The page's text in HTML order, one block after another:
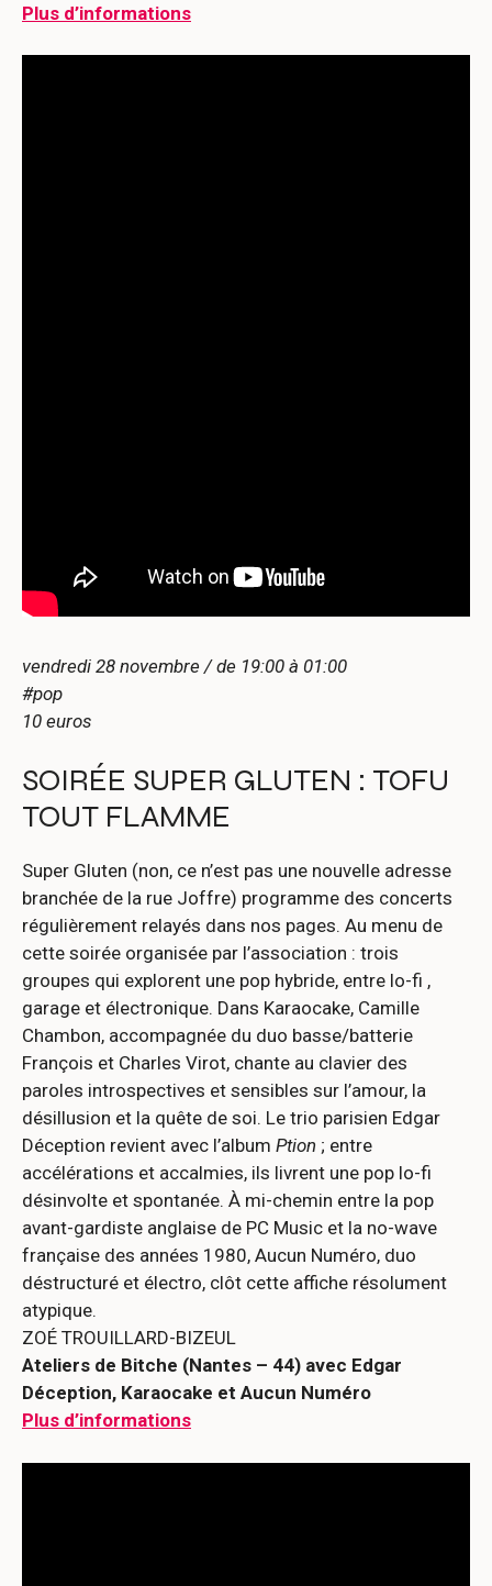
Plus d’informations
vendredi 28 novembre / de 19:00 à 01:00
#pop
10 euros
SOIRÉE SUPER GLUTEN : TOFU
TOUT FLAMME
Super Gluten (non, ce n’est pas une nouvelle adresse
branchée de la rue Joffre) programme des concerts
régulièrement relayés dans nos pages. Au menu de
cette soirée organisée par l’association : trois
groupes qui explorent une pop hybride, entre lo-fi ,
garage et électronique. Dans Karaocake, Camille
Chambon, accompagnée du duo basse/batterie
François et Charles Virot, chante au clavier des
paroles introspectives et sensibles sur l’amour, la
désillusion et la quête de soi. Le trio parisien Edgar
Déception revient avec l’album Ption ; entre
accélérations et accalmies, ils livrent une pop lo-fi
désinvolte et spontanée. À mi-chemin entre la pop
avant-gardiste anglaise de PC Music et la no-wave
française des années 1980, Aucun Numéro, duo
déstructuré et électro, clôt cette affiche résolument
atypique.
ZOÉ TROUILLARD-BIZEUL
Ateliers de Bitche (Nantes – 44) avec Edgar
Déception, Karaocake et Aucun Numéro
Plus d’informations